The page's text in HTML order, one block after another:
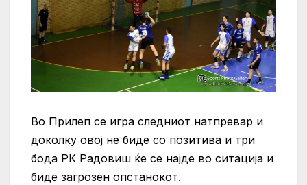
Во Прилеп се игра следниот натпревар и
доколку овој не биде со позитива и три
бода РК Радовиш ќе се најде во ситација и
биде загрозен опстанокот.